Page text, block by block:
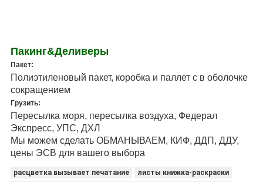
Пакинг&Деливеры
Пакет:
Полиэтиленовый пакет, коробка и паллет с в оболочке
сокращением
Грузить:
Пересылка моря, пересылка воздуха, Федерал
Экспресс, УПС, ДХЛ
Мы можем сделать ОБМАНЫВАЕМ, КИФ, ДДП, ДДУ,
цены ЭСВ для вашего выбора
расцветка вызывает печатание
листы книжка-раскраски